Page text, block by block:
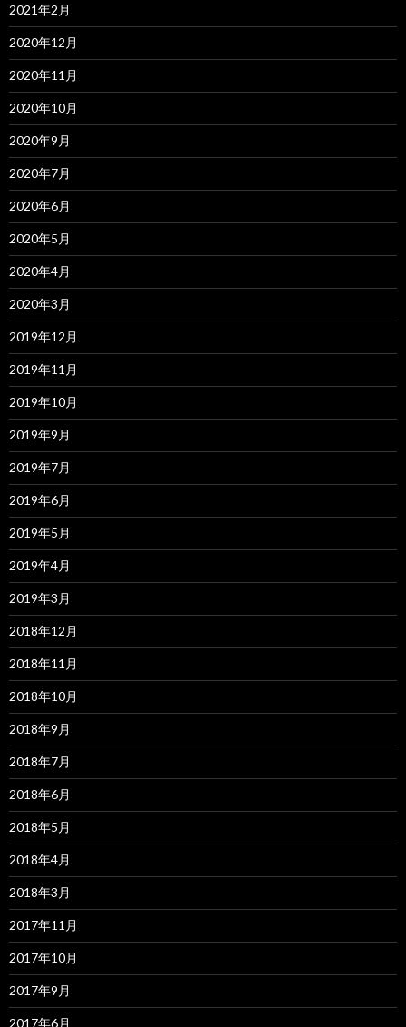
2021年2月
2020年12月
2020年11月
2020年10月
2020年9月
2020年7月
2020年6月
2020年5月
2020年4月
2020年3月
2019年12月
2019年11月
2019年10月
2019年9月
2019年7月
2019年6月
2019年5月
2019年4月
2019年3月
2018年12月
2018年11月
2018年10月
2018年9月
2018年7月
2018年6月
2018年5月
2018年4月
2018年3月
2017年11月
2017年10月
2017年9月
2017年6月